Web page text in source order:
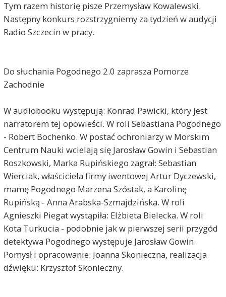
Tym razem historię pisze Przemysław Kowalewski.
Następny konkurs rozstrzygniemy za tydzień w audycji
Radio Szczecin w pracy.
Do słuchania Pogodnego 2.0 zaprasza Pomorze
Zachodnie
W audiobooku występują: Konrad Pawicki, który jest
narratorem tej opowieści. W roli Sebastiana Pogodnego
- Robert Bochenko. W postać ochroniarzy w Morskim
Centrum Nauki wcielają się Jarosław Gowin i Sebastian
Roszkowski, Marka Rupińskiego zagrał: Sebastian
Wierciak, właściciela firmy iwentowej Artur Dyczewski,
mamę Pogodnego Marzena Szóstak, a Karolinę
Rupińską - Anna Arabska-Szmajdzińska. W roli
Agnieszki Piegat wystąpiła: Elżbieta Bielecka. W roli
Kota Turkucia - podobnie jak w pierwszej serii przygód
detektywa Pogodnego występuje Jarosław Gowin.
Pomysł i opracowanie: Joanna Skonieczna, realizacja
dźwięku: Krzysztof Skonieczny.